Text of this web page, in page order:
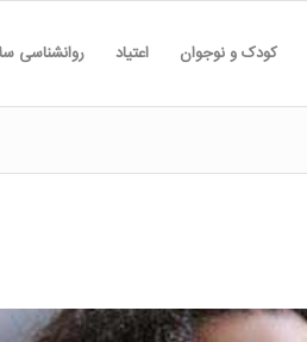
کودک و نوجوان اعتیاد روانشناسی